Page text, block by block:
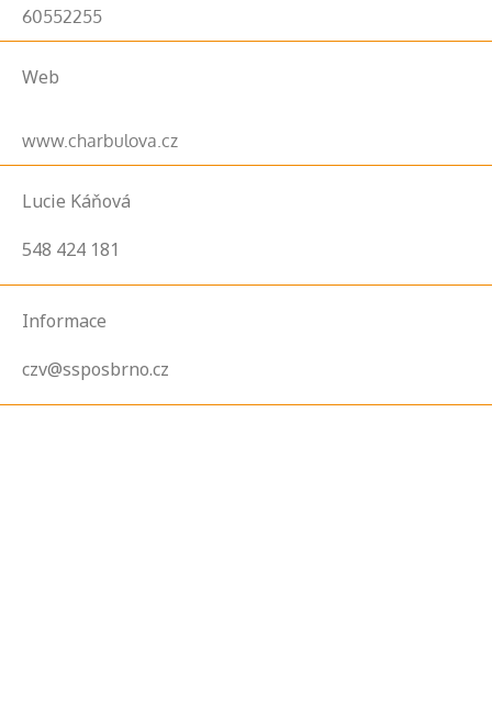
60552255
Web
www.charbulova.cz
Lucie Káňová
548 424 181
Informace
czv@ssposbrno.cz